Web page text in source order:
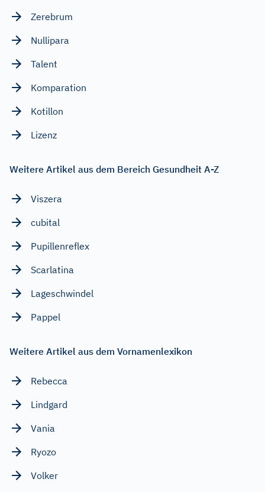
Zerebrum
Nullipara
Talent
Komparation
Kotillon
Lizenz
Weitere Artikel aus dem Bereich Gesundheit A-Z
Viszera
cubital
Pupillenreflex
Scarlatina
Lageschwindel
Pappel
Weitere Artikel aus dem Vornamenlexikon
Rebecca
Lindgard
Vania
Ryozo
Volker